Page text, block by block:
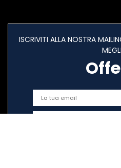
ISCRIVITI ALLA NOSTRA